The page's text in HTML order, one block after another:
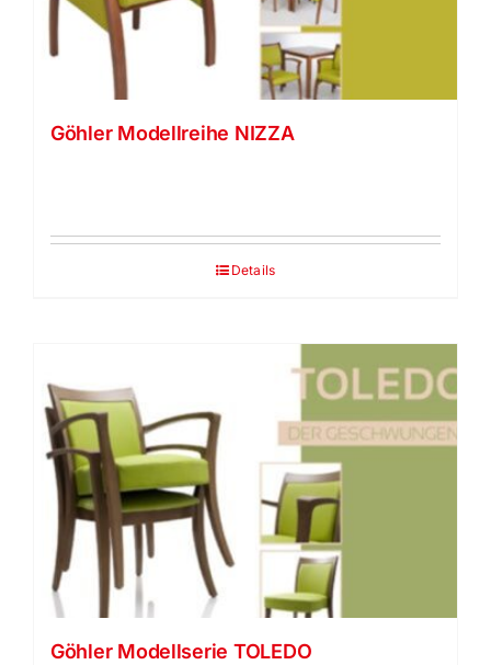
Göhler Modellreihe NIZZA
Details
Göhler Modellserie TOLEDO